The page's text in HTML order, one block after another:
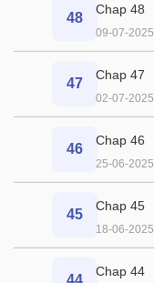
48
Chap 48
09-07-2025
47
Chap 47
02-07-2025
46
Chap 46
25-06-2025
45
Chap 45
18-06-2025
44
Chap 44